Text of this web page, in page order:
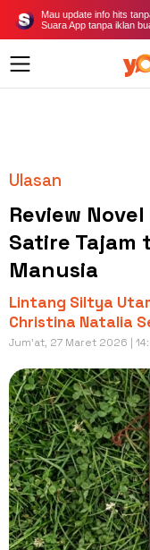
Mau update info hits
Suara App tanpa iklan
Ulasan
Review
Satire Tajam
Manusia
Lintang Siltya
Christina Natalia
Jum'at, 27 Maret 2026 |